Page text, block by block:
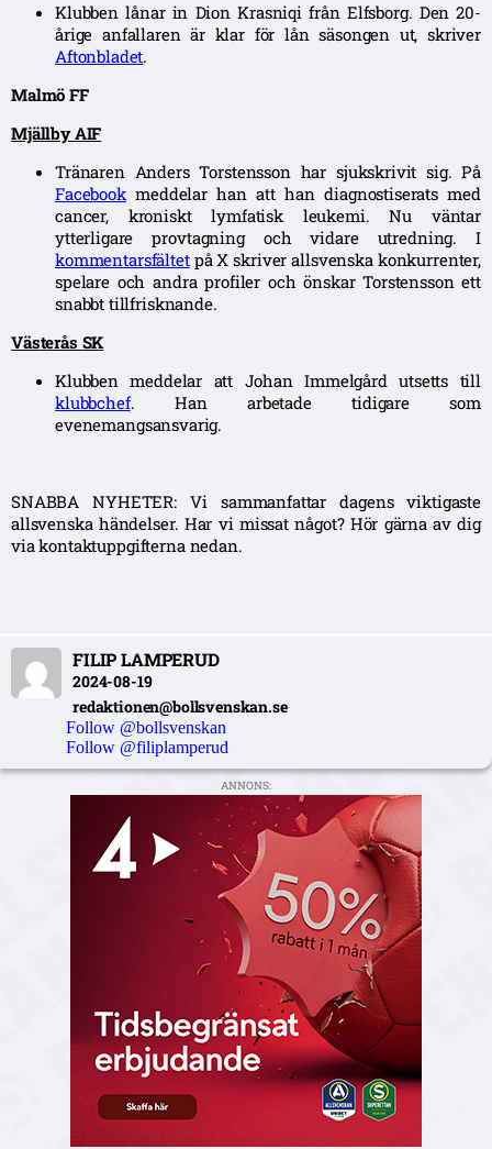
Klubben lånar in Dion Krasniqi från Elfsborg. Den 20-
årige anfallaren är klar för lån säsongen ut, skriver
Aftonbladet.
Malmö FF
Mjällby AIF
Tränaren Anders Torstensson har sjukskrivit sig. På
Facebookmeddelar han att han diagnostiserats med
cancer, kroniskt lymfatisk leukemi. Nu väntar
ytterligare provtagning och vidare utredning.I
kommentarsfältetpå X skriver allsvenska konkurrenter,
spelare och andra profiler och önskar Torstensson ett
snabbt tillfrisknande.
Västerås SK
Klubben meddelar att Johan Immelgård utsetts till
klubbchef. Han arbetade tidigare som
evenemangsansvarig.
SNABBA NYHETER: Vi sammanfattar dagens viktigaste
allsvenska händelser. Har vi missat något? Hör gärna av dig
via kontaktuppgifterna nedan.
FILIP LAMPERUD
2024-08-19
redaktionen@bollsvenskan.se
Follow @bollsvenskan
Follow @filiplamperud
ANNONS: